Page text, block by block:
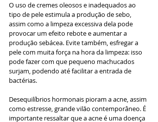
O uso de cremes oleosos e inadequados ao
tipo de pele estimula a produção de sebo,
assim como a limpeza excessiva dela pode
provocar um efeito rebote e aumentar a
produção sebácea. Evite também, esfregar a
pele com muita força na hora da limpeza: isso
pode fazer com que pequeno machucados
surjam, podendo até facilitar a entrada de
bactérias.
Desequilíbrios hormonais pioram a acne, assim
como estresse, grande vilão contemporâneo. É
importante ressaltar que a acne é uma doença